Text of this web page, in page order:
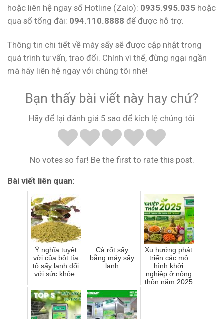
hoặc liên hệ ngay số Hotline (Zalo): 0935.995.035 hoặc
qua số tổng đài: 094.110.8888 để được hỗ trợ.
Thông tin chi tiết về máy sấy sẽ được cập nhật trong
quá trình tư vấn, trao đổi. Chính vì thế, đừng ngại ngần
mà hãy liên hệ ngay với chúng tôi nhé!
Bạn thấy bài viết này hay chứ?
Hãy để lại đánh giá 5 sao để kích lệ chúng tôi
No votes so far! Be the first to rate this post.
Bài viết liên quan:
Ý nghĩa tuyệt
vời của bột tía
tô sấy lạnh đối
với sức khỏe
Cà rốt sấy
bằng máy sấy
lạnh
Xu hướng phát
triển các mô
hình khởi
nghiệp ở nông
thôn năm 2025